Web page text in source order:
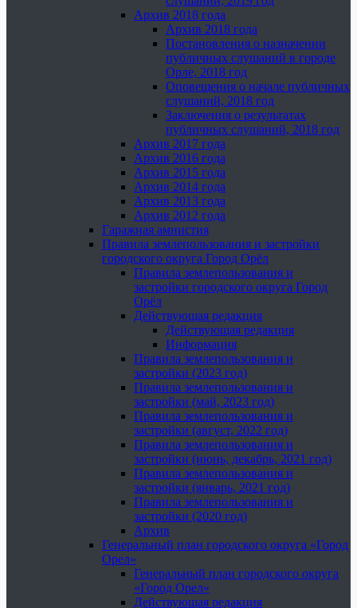
Архив 2018 года
Архив 2018 года
Постановления о назначении
публичных слушаний в городе
Орле, 2018 год
Оповещения о начале публичных
слушаний, 2018 год
Заключения о результатах
публичных слушаний, 2018 год
Архив 2017 года
Архив 2016 года
Архив 2015 года
Архив 2014 года
Архив 2013 года
Архив 2012 года
Гаражная амнистия
Правила землепользования и застройки
городского округа Город Орёл
Правила землепользования и
застройки городского округа Город
Орёл
Действующая редакция
Действующая редакция
Информация
Правила землепользования и
застройки (2023 год)
Правила землепользования и
застройки (май, 2023 год)
Правила землепользования и
застройки (август, 2022 год)
Правила землепользования и
застройки (июнь, декабрь, 2021 год)
Правила землепользования и
застройки (январь, 2021 год)
Правила землепользования и
застройки (2020 год)
Архив
Генеральный план городского округа «Город
Орел»
Генеральный план городского округа
«Город Орел»
Действующая редакция